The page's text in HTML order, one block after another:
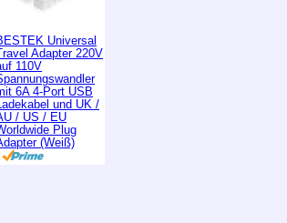
Universal
Adapter 220V
110V
6A 4-Port USB
und UK /
/ US / EU
Plug
(Weiß)